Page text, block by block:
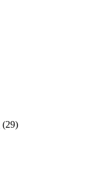
(29)